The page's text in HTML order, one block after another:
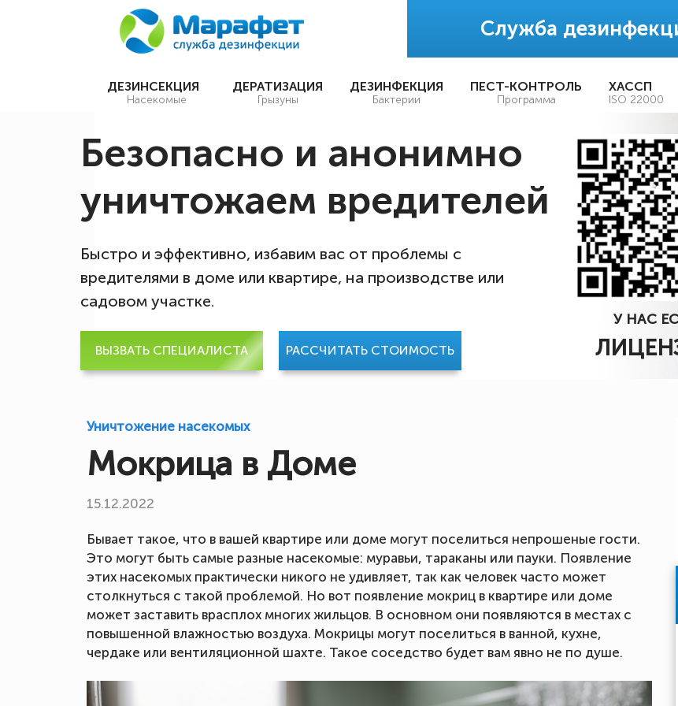
Служба
ДЕЗИНСЕКЦИЯ
Насекомые
ДЕРАТИЗАЦИЯ
Грызуны
ДЕЗИНФЕКЦИЯ
Бактерии
ПЕСТ-КОНТРОЛЬ
Программа
ХАССП
ISO 22000
Безопасно и анонимно
уничтожаем вредителей
Быстро и эффективно, избавим вас от проблемы с
вредителями в доме или квартире, на производстве или
садовом участке.
ВЫЗВАТЬ СПЕЦИАЛИСТА РАССЧИТАТЬ СТОИМОСТЬ
У НАС
Уничтожение насекомых
Мокрица в Доме
15.12.2022
Бывает такое, что в вашей квартире или доме могут поселиться непрошеные гости.
Это могут быть самые разные насекомые: муравьи, тараканы или пауки. Появление
этих насекомых практически никого не удивляет, так как человек часто может
столкнуться с такой проблемой. Но вот появление мокриц в квартире или доме
может заставить врасплох многих жильцов. В основном они появляются в местах с
повышенной влажностью воздуха. Мокрицы могут поселиться в ванной, кухне,
чердаке или вентиляционной шахте. Такое соседство будет вам явно не по душе.